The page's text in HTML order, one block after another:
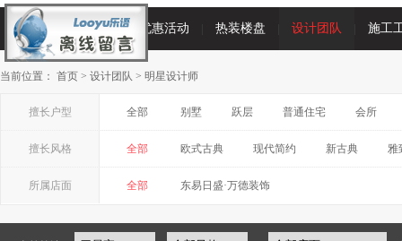
首页 家装案例 优惠活动 热装楼盘 设计团队 施工
当前位置： 首页 > 设计团队 > 明星设计师
擅长户型 全部 别墅 跃层 普通住宅 会所
擅长风格 全部 欧式古典 现代简约 新古典 雅
所属店面 全部 东易日盛·万德装饰